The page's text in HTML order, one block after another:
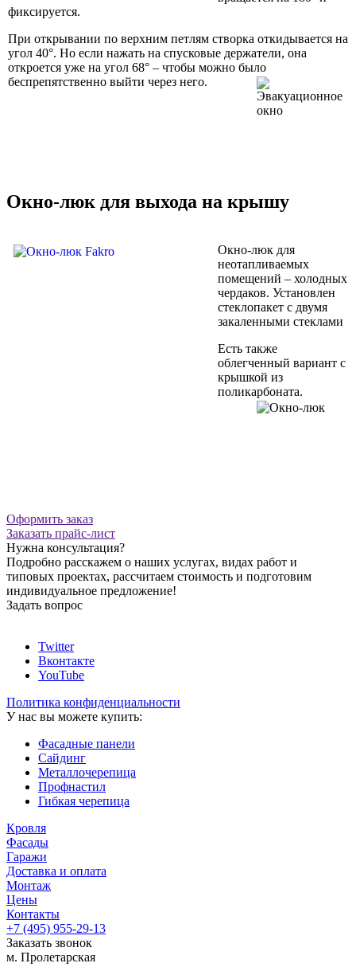
фиксируется.
При открывании по верхним петлям створка откидывается на
угол 40°. Но если нажать на спусковые держатели, она
откроется уже на угол 68° – чтобы можно было
беспрепятственно выйти через него.
Окно-люк для выхода на крышу
Окно-люк для
неотапливаемых
помещений – холодных
чердаков. Установлен
стеклопакет с двумя
закаленными стеклами
Есть также
облегченный вариант с
крышкой из
поликарбоната.
Оформить заказ
Заказать прайс-лист
Нужна консультация?
Подробно расскажем о наших услугах, видах работ и
типовых проектах, рассчитаем стоимость и подготовим
индивидуальное предложение!
Задать вопрос
Twitter
Вконтакте
YouTube
Политика конфиденциальности
У нас вы можете купить:
Фасадные панели
Сайдинг
Металлочерепица
Профнастил
Гибкая черепица
Кровля
Фасады
Гаражи
Доставка и оплата
Монтаж
Цены
Контакты
+7 (495) 955-29-13
Заказать звонок
м. Пролетарская